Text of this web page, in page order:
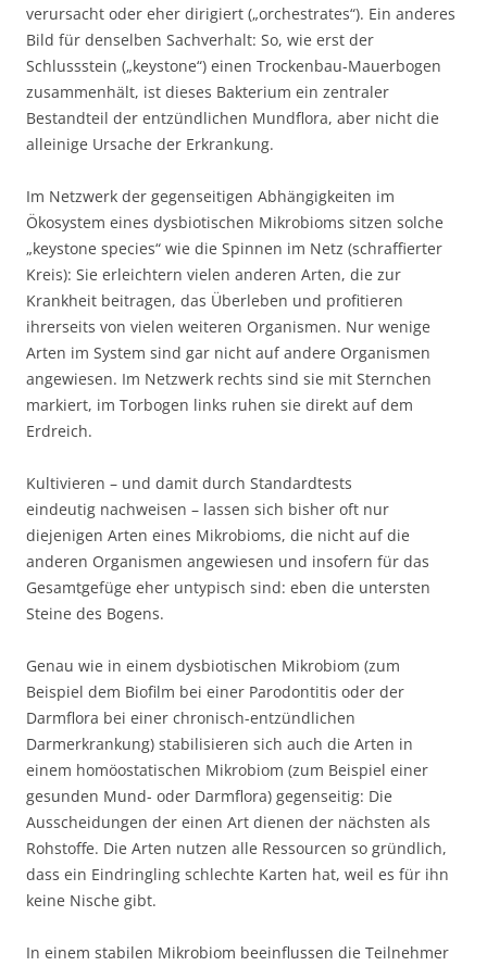
verursacht oder eher dirigiert („orchestrates“). Ein anderes
Bild für denselben Sachverhalt: So, wie erst der
Schlussstein („keystone“) einen Trockenbau-Mauerbogen
zusammenhält, ist dieses Bakterium ein zentraler
Bestandteil der entzündlichen Mundflora, aber nicht die
alleinige Ursache der Erkrankung.
Im Netzwerk der gegenseitigen Abhängigkeiten im
Ökosystem eines dysbiotischen Mikrobioms sitzen solche
„keystone species“ wie die Spinnen im Netz (schraffierter
Kreis): Sie erleichtern vielen anderen Arten, die zur
Krankheit beitragen, das Überleben und profitieren
ihrerseits von vielen weiteren Organismen. Nur wenige
Arten im System sind gar nicht auf andere Organismen
angewiesen. Im Netzwerk rechts sind sie mit Sternchen
markiert, im Torbogen links ruhen sie direkt auf dem
Erdreich.
Kultivieren – und damit durch Standardtests
eindeutig nachweisen – lassen sich bisher oft nur
diejenigen Arten eines Mikrobioms, die nicht auf die
anderen Organismen angewiesen und insofern für das
Gesamtgefüge eher untypisch sind: eben die untersten
Steine des Bogens.
Genau wie in einem dysbiotischen Mikrobiom (zum
Beispiel dem Biofilm bei einer Parodontitis oder der
Darmflora bei einer chronisch-entzündlichen
Darmerkrankung) stabilisieren sich auch die Arten in
einem homöostatischen Mikrobiom (zum Beispiel einer
gesunden Mund- oder Darmflora) gegenseitig: Die
Ausscheidungen der einen Art dienen der nächsten als
Rohstoffe. Die Arten nutzen alle Ressourcen so gründlich,
dass ein Eindringling schlechte Karten hat, weil es für ihn
keine Nische gibt.
In einem stabilen Mikrobiom beeinflussen die Teilnehmer